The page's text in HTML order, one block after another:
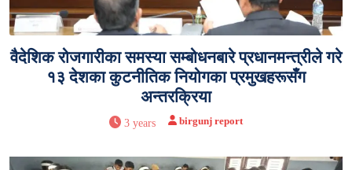
वैदेशिक रोजगारीका समस्या सम्बोधनबारे प्रधानमन्त्रीले गरे
१३ देशका कुटनीतिक नियोगका प्रमुखहरूसँग
अन्तरक्रिया
3 years birgunj report